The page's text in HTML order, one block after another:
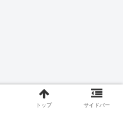
トップ サイドバー